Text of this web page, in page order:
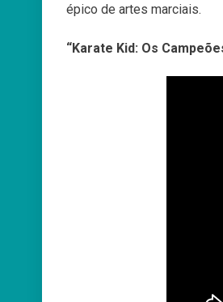
épico de artes marciais.
“Karate Kid: Os